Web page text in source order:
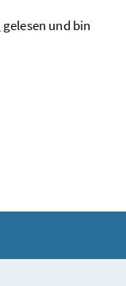
gelesen und bin